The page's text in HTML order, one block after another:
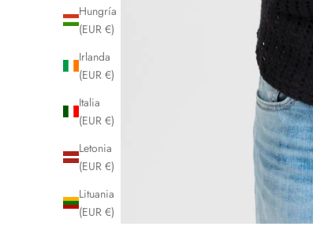
Hungría
(EUR €)
Irlanda
(EUR €)
Italia
(EUR €)
Letonia
(EUR €)
Lituania
(EUR €)